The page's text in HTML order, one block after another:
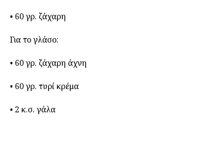
• 60 γρ. ζάχαρη
Για το γλάσο:
• 60 γρ. ζάχαρη άχνη
• 60 γρ. τυρί κρέμα
• 2 κ.σ. γάλα